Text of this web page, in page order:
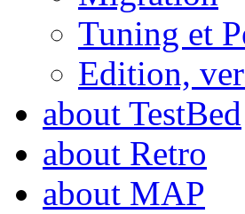
Tuning et
Edition,
about TestBed
about Retro
about MAP